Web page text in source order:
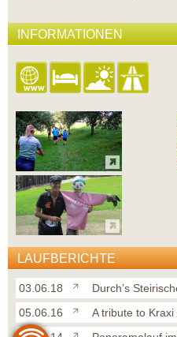
INFORMATIONEN
LAUFBERICHTE
03.06.18
Durch’s
05.06.16
A tribute to